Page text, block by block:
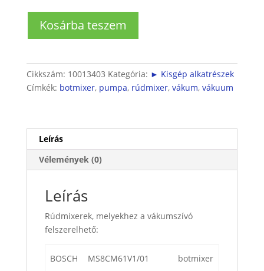
rúdmixerhez
(fekete)
mennyiség
Kosárba teszem
Cikkszám: 10013403 Kategória: ► Kisgép alkatrészek
Címkék: botmixer, pumpa, rúdmixer, vákum, vákuum
Leírás
Vélemények (0)
Leírás
Rúdmixerek, melyekhez a vákumszívó
felszerelhető:
BOSCH MS8CM61V1/01 botmixer